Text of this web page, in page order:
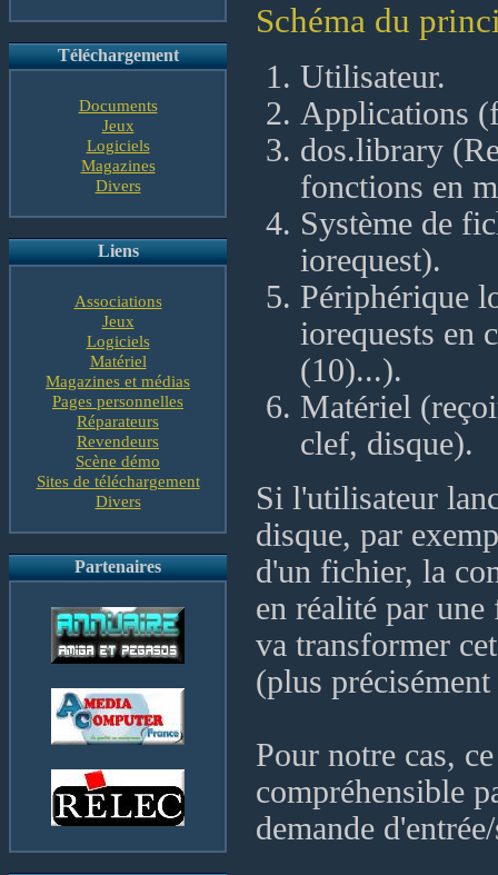
Téléchargement
Documents
Jeux
Logiciels
Magazines
Divers
Liens
Associations
Jeux
Logiciels
Matériel
Magazines et médias
Pages personnelles
Réparateurs
Revendeurs
Scène démo
Sites de téléchargement
Divers
Partenaires
Schéma du
Utilisateur.
Applications
dos.library
fonctions en
Système de
iorequest).
Périphérique
iorequests en
(10)...).
Matériel
clef, disque).
Si l'utilisateur
disque, par
d'un fichier, la
en réalité par
va transformer
(plus
Pour notre cas,
compréhensible
demande